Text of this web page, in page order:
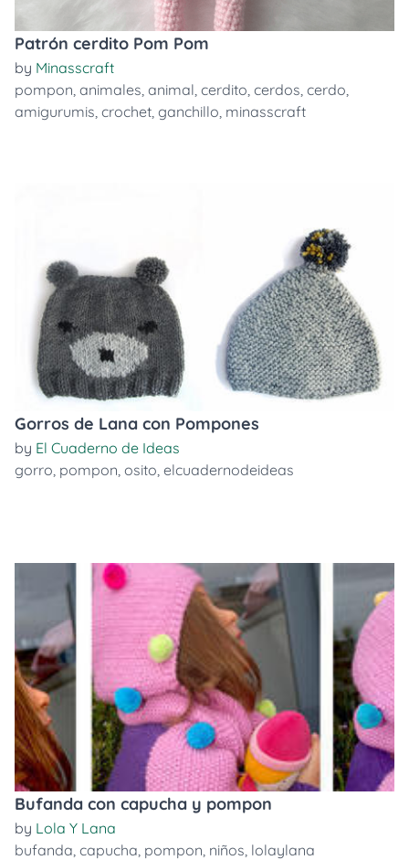
Patrón cerdito Pom Pom
by Minasscraft
pompon, animales, animal, cerdito, cerdos, cerdo,
amigurumis, crochet, ganchillo, minasscraft
Gorros de Lana con Pompones
by El Cuaderno de Ideas
gorro, pompon, osito, elcuadernodeideas
Bufanda con capucha y pompon
by Lola Y Lana
bufanda, capucha, pompon, niños, lolaylana